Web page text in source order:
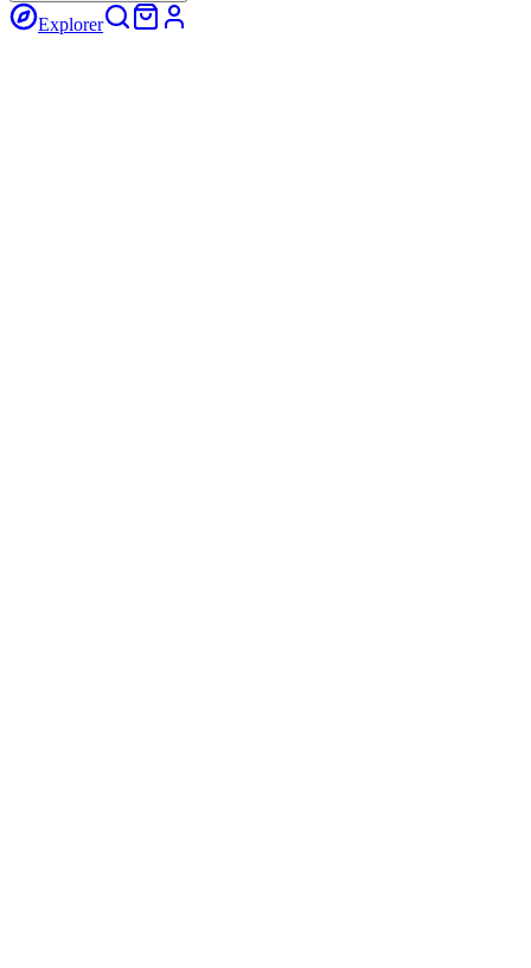
Explorer